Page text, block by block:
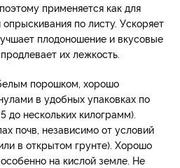
применяется как для
опрыскивания по листу. Ускоряет
плодоношение и вкусовые
их лежкость.
порошком, хорошо
в удобных упаковках по
до нескольких килограмм).
почв, независимо от условий
в открытом грунте). Хорошо
на кислой земле. Не